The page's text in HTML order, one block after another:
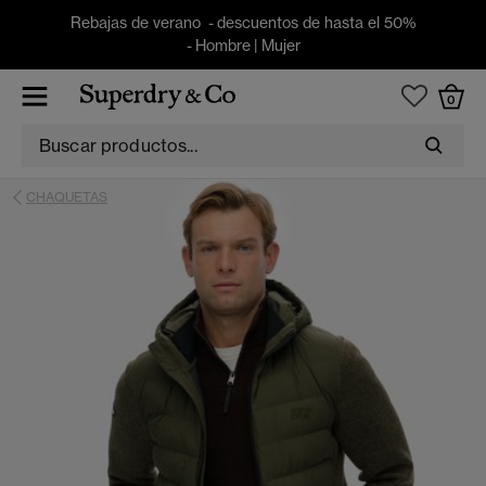
Rebajas de verano - descuentos de hasta el 50%
- Hombre| Mujer
0
CHAQUETAS